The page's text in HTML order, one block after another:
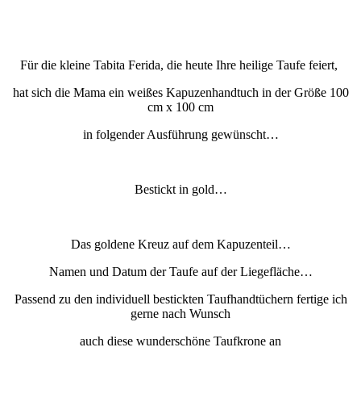
Für die kleine Tabita Ferida, die heute Ihre heilige Taufe feiert,
hat sich die Mama ein weißes Kapuzenhandtuch in der Größe 100
cm x 100 cm
in folgender Ausführung gewünscht…
Bestickt in gold…
Das goldene Kreuz auf dem Kapuzenteil…
Namen und Datum der Taufe auf der Liegefläche…
Passend zu den individuell bestickten Taufhandtüchern fertige ich
gerne nach Wunsch
auch diese wunderschöne Taufkrone an